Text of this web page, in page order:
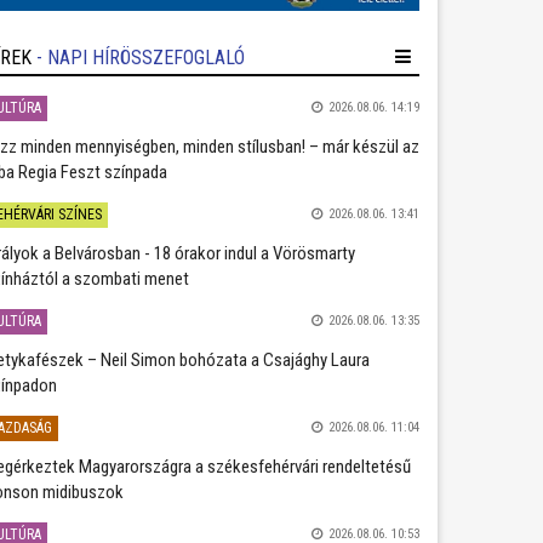
- NAPI HÍRÖSSZEFOGLALÓ
2026.08.06. 14:19
minden mennyiségben, minden stílusban! – már készül az
Regia Feszt színpada
SZÍNES 2026.08.06. 13:41
a Belvárosban - 18 órakor indul a Vörösmarty
a szombati menet
2026.08.06. 13:35
– Neil Simon bohózata a Csajághy Laura
2026.08.06. 11:04
Magyarországra a székesfehérvári rendeltetésű
midibuszok
2026.08.06. 10:53